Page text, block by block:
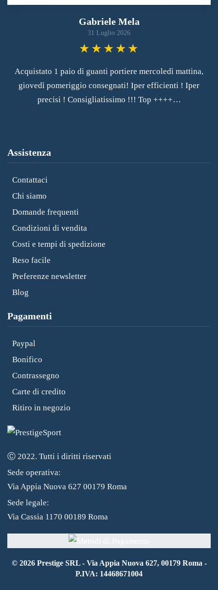
Gabriele Mela
31 Luglio 2026
Acquistato 1 paio di guanti portiere mercoledì mattina,
giovedì pomeriggio consegnati! Iper efficienti ! Iper
precisi ! Consigliatissimo !!! Top ++++…
Assistenza
Contattaci
Chi siamo
Domande frequenti
Condizioni di vendita
Costi e tempi di spedizione
Reso facile
Preferenze newsletter
Blog
Pagamenti
Paypal
Bonifico
Contrassegno
Carte di credito
Ritiro in negozio
Ⓒ 2022. Tutti i diritti riservati
Sede operativa:
Via Appia Nuova 627 00179 Roma
Sede legale:
Via Cassia 1170 00189 Roma
© 2026Prestige SRL - Via Appia Nuova 627, 00179 Roma -
P.IVA: 14468671004